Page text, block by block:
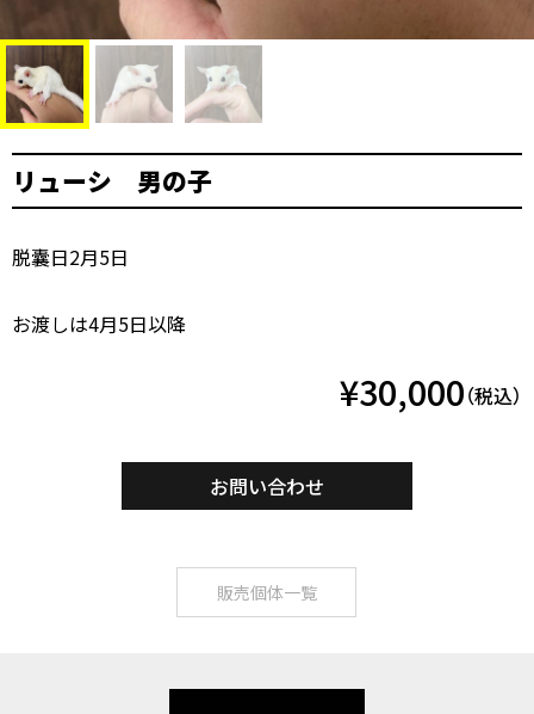
リューシ 男の子
脱囊日2月5日
お渡しは4月5日以降
¥30,000（税込）
お問い合わせ
販売個体一覧